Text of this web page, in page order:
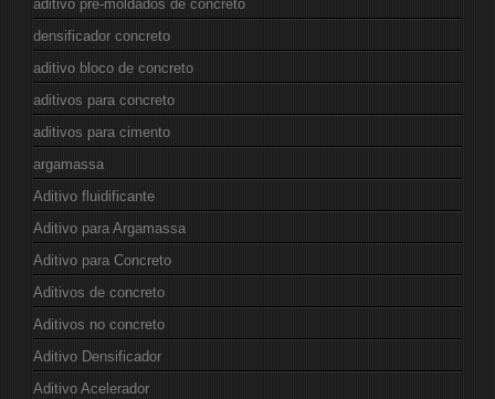
aditivo pre-moldados de concreto
densificador concreto
aditivo bloco de concreto
aditivos para concreto
aditivos para cimento
argamassa
Aditivo fluidificante
Aditivo para Argamassa
Aditivo para Concreto
Aditivos de concreto
Aditivos no concreto
Aditivo Densificador
Aditivo Acelerador